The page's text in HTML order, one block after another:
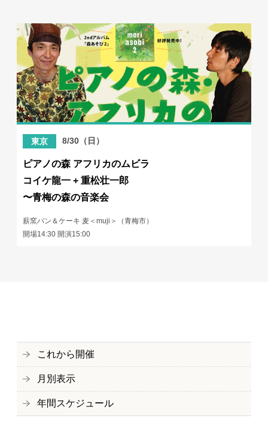
東京 8/30（日）
ピアノの森 アフリカのムビラ
コイケ龍一 + 重松壮一郎
〜青梅の森の音楽会
薪窯パン＆ケーキ 麦＜muji＞（青梅市）
開場14:30 開演15:00
これから開催
月別表示
年間スケジュール